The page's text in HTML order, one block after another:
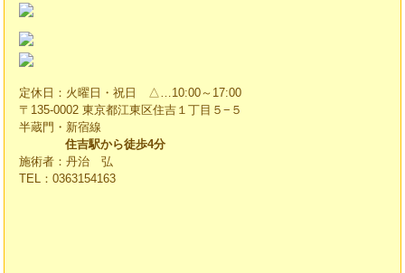
定休日：火曜日・祝日 △…10:00～17:00
〒135-0002 東京都江東区住吉１丁目５−５
半蔵門・新宿線
住吉駅から徒歩4分
施術者：丹治 弘
TEL：0363154163